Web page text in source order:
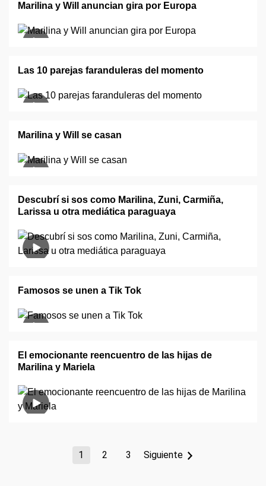
Marilina y Will anuncian gira por Europa
Las 10 parejas faranduleras del momento
Marilina y Will se casan
Descubrí si sos como Marilina, Zuni, Carmiña,
Larissa u otra mediática paraguaya
Famosos se unen a Tik Tok
El emocionante reencuentro de las hijas de
Marilina y Mariela
1 2 3 Siguiente